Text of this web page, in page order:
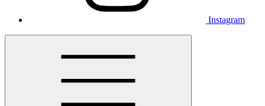
Instagram